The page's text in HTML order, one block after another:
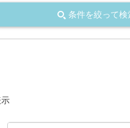
条件を絞って検